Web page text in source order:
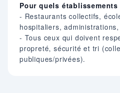
Pour quels établissements
- Restaurants collectifs,
hospitaliers,
- Tous ceux qui doivent
propreté, sécurité et tri
publiques/privées).